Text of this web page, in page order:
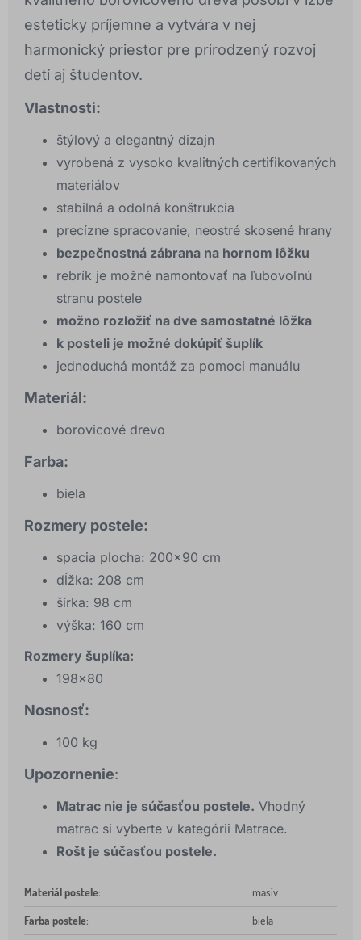
esteticky príjemne a vytvára v nej
harmonický priestor pre prirodzený rozvoj
detí aj študentov.
Vlastnosti:
štýlový a elegantný dizajn
vyrobená z vysoko kvalitných certifikovaných
materiálov
stabilná a odolná konštrukcia
precízne spracovanie, neostré skosené hrany
bezpečnostná zábrana na hornom lôžku
rebrík je možné namontovať na ľubovoľnú
stranu postele
možno rozložiť na dve samostatné lôžka
k posteli je možné dokúpiť šuplík
jednoduchá montáž za pomoci manuálu
Materiál:
borovicové drevo
Farba:
biela
Rozmery postele:
spacia plocha: 200x90 cm
dĺžka: 208 cm
šírka: 98 cm
výška: 160 cm
Rozmery šuplíka:
198x80
Nosnosť:
100 kg
Upozornenie:
Matrac nie je súčasťou postele. Vhodný
matrac si vyberte v kategórii Matrace.
Rošt je súčasťou postele.
Materiál postele: masív
Farba postele: biela